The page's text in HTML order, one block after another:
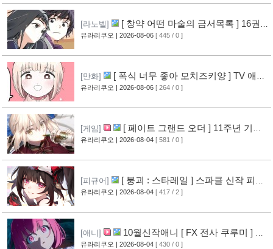
[라노벨]
[ 창약 어떤 마술의 금서목록 ] 16권
표지 공개
[8]
유라리쿠오 | 2026-08-06 [ 445 / 0 ]
[만화]
[ 폭식 너무 좋아 모치즈키양 ] TV 애니
메이션화 결정 [9]
유라리쿠오 | 2026-08-06 [ 264 / 0 ]
[게임]
[ 페이트 그랜드 오더 ] 11주년 기념
영상 공개
[8]
유라리쿠오 | 2026-08-04 [ 581 / 0 ]
[피규어]
[ 붕괴 : 스타레일 ] 스파클 신작 피규
어 공개
[5]
유라리쿠오 | 2026-08-04 [ 417 / 2 ]
[애니]
10월신작애니 [ FX 전사 쿠루미 ] PV
영상 공개
[6]
유라리쿠오 | 2026-08-04 [ 430 / 0 ]